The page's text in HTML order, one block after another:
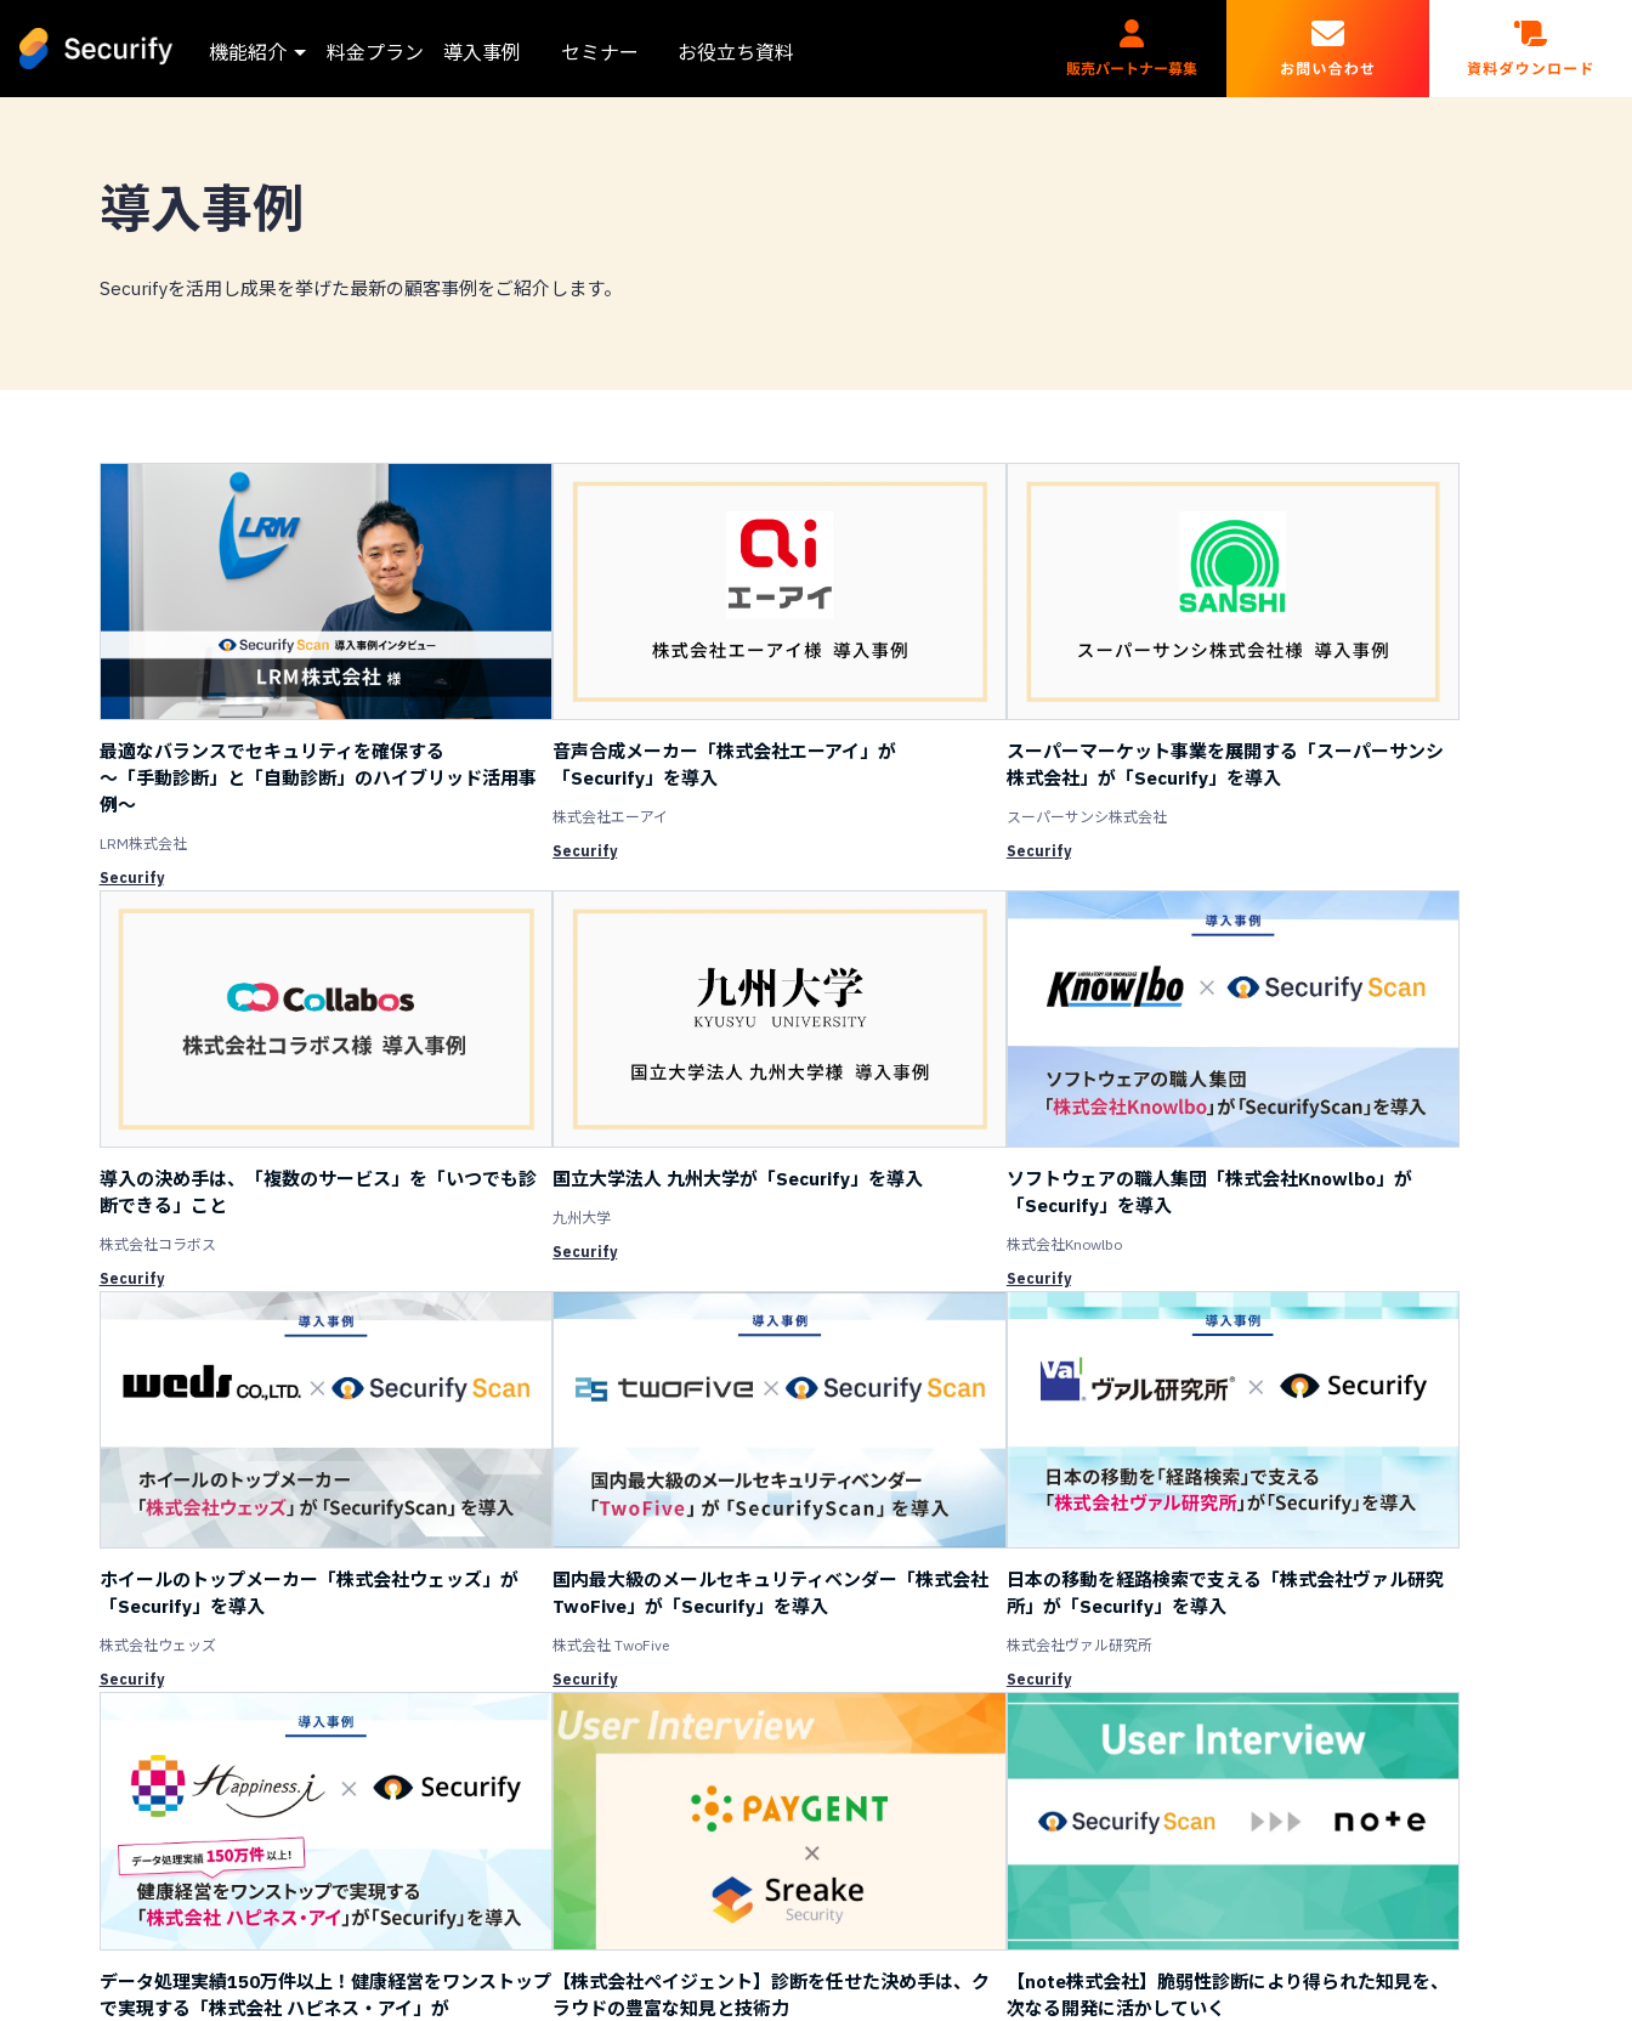
機能紹介 料金プラン 導入事例 セミナー お役立ち資料
導入事例
Securifyを活用し成果を挙げた最新の顧客事例をご紹介します。
最適なバランスでセキュリティを確保する
～「手動診断」と「自動診断」のハイブリッド活用事
例～
LRM株式会社
Securify
音声合成メーカー「株式会社エーアイ」が
「Securify」を導入
株式会社エーアイ
Securify
スーパーマーケット事業を展開する「スーパーサンシ
株式会社」が「Securify」を導入
スーパーサンシ株式会社
Securify
導入の決め手は、「複数のサービス」を「いつでも診
断できる」こと
株式会社コラボス
Securify
国立大学法人 九州大学が「Securify」を導入
九州大学
Securify
ソフトウェアの職人集団「株式会社Knowlbo」が
「Securify」を導入
株式会社Knowlbo
Securify
ホイールのトップメーカー「株式会社ウェッズ」が
「Securify」を導入
株式会社ウェッズ
Securify
国内最大級のメールセキュリティベンダー「株式会社
TwoFive」が「Securify」を導入
株式会社 TwoFive
Securify
日本の移動を経路検索で支える「株式会社ヴァル研究
所」が「Securify」を導入
株式会社ヴァル研究所
Securify
データ処理実績150万件以上！健康経営をワンストップ
で実現する「株式会社 ハピネス・アイ」が
【株式会社ペイジェント】診断を任せた決め手は、ク
ラウドの豊富な知見と技術力
【note株式会社】脆弱性診断により得られた知見を、
次なる開発に活かしていく